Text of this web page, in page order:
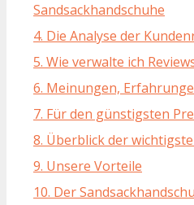
Sandsackhandschuhe
4. Die Analyse der
5. Wie verwalte ich
6. Meinungen,
7. Für den günstigsten
8. Überblick der
9. Unsere Vorteile
10. Der